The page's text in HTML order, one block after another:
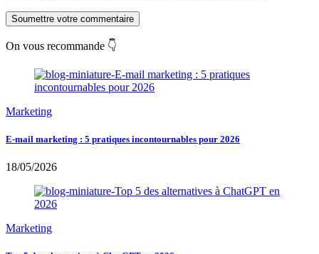
Soumettre votre commentaire
On vous recommande 👇
Marketing
E-mail marketing : 5 pratiques incontournables pour 2026
18/05/2026
Marketing